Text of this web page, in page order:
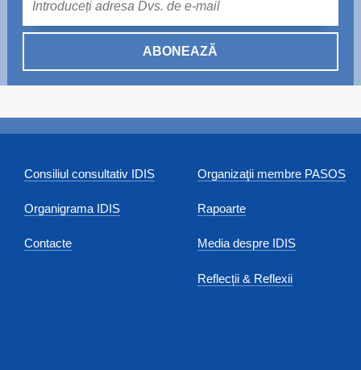
ABONEAZĂ
Consiliul consultativ IDIS
Organigrama IDIS
Contacte
Organizaţii membre PASOS
Rapoarte
Media despre IDIS
Reflecții & Reflexii